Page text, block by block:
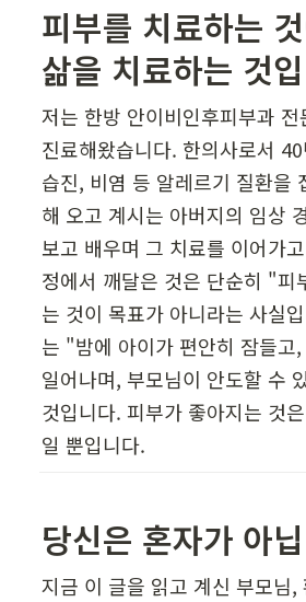
피부를 치료하는
삶을 치료하는 것
저는 한방 안이비인후피부과
진료해왔습니다. 한의사로서
습진, 비염 등 알레르기 질환을
해 오고 계시는 아버지의 임상
보고 배우며 그 치료를 이어가
정에서 깨달은 것은 단순히 "피
는 것이 목표가 아니라는 사실
는 "밤에 아이가 편안히 잠들고
일어나며, 부모님이 안도할 수
것입니다. 피부가 좋아지는 것
일 뿐입니다.
당신은 혼자가 아
지금 이 글을 읽고 계신 부모님,